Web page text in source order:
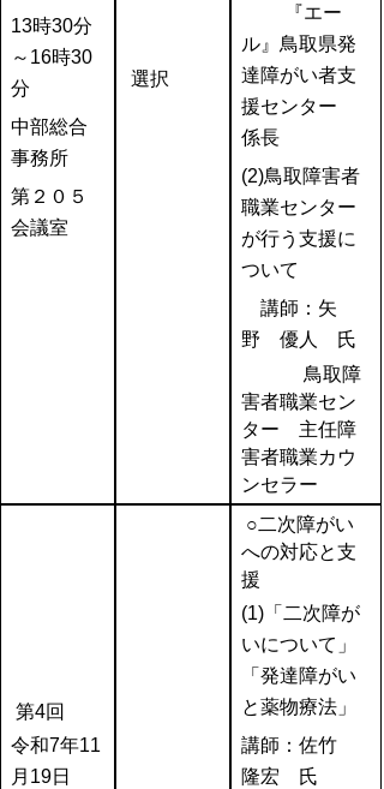
13時30分
～16時30
分
中部総合
事務所
第２０５
会議室
選択
『エー
ル』鳥取県発
達障がい者支
援センター
係長
(2)鳥取障害者
職業センター
が行う支援に
ついて
講師：矢
野 優人 氏
鳥取障
害者職業セン
ター 主任障
害者職業カウ
ンセラー
第4回
令和7年11
月19日
○二次障がい
への対応と支
援
(1)「二次障が
いについて」
「発達障がい
と薬物療法」
講師：佐竹
隆宏 氏